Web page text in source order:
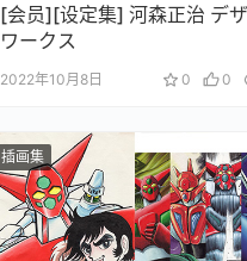
[会员][设定集] 河森正治 デ
ワークス
2022年10月8日 0 0
插画集